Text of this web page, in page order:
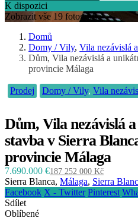
K dispozici
Zobrazit vše 19 fotografie
Domů
Domy / Vily,Vila nezávislá
Dům, Vila nezávislá a
provincie Málaga
Prodej Domy / Vily,Vila
Dům, Vila nezávislá
stavba v Sierra
provincie Málaga
7.690.000 €187 252 000 Kč
Sierra Blanca,Málaga, Sierra
Facebook X - Twitter Pinterest
Sdílet
Oblíbené